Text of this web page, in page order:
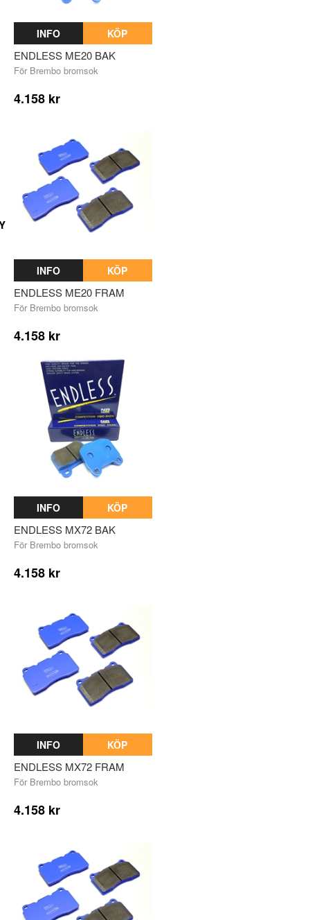
INFO KÖP
ENDLESS ME20 BAK
För Brembo bromsok
4.158 kr
INFO KÖP
ENDLESS ME20 FRAM
För Brembo bromsok
4.158 kr
INFO KÖP
ENDLESS MX72 BAK
För Brembo bromsok
4.158 kr
INFO KÖP
ENDLESS MX72 FRAM
För Brembo bromsok
4.158 kr